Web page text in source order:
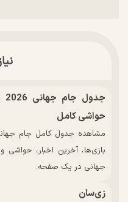
حواشی کامل
بازی‌ها، آخرین اخبار،
جهانی در یک صفحه.
زی‌سان